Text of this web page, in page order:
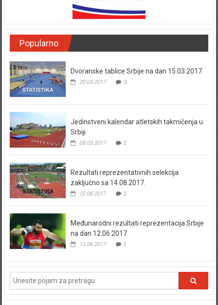
Popularno
Dvoranske tablice Srbije na dan 15.03.2017.
20.03.2017. 3
Jedinstveni kalendar atletskih takmičenja u
Srbiji
08.03.2017. 2
Rezultati reprezentativnih selekcija
zaključno sa 14.08.2017.
22.08.2017. 2
Međunarodni rezultati reprezentacija Srbije
na dan 12.06.2017.
13.06.2017. 2